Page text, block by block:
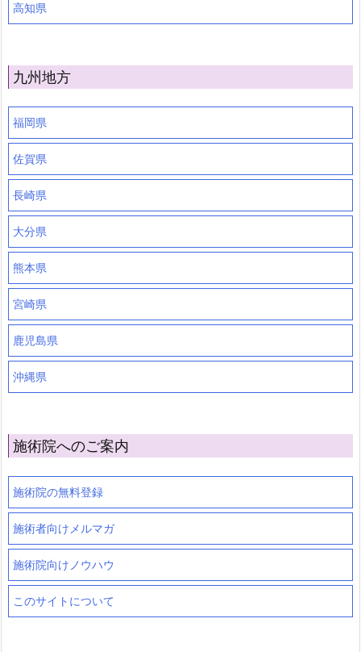
高知県
九州地方
福岡県
佐賀県
長崎県
大分県
熊本県
宮崎県
鹿児島県
沖縄県
施術院へのご案内
施術院の無料登録
施術者向けメルマガ
施術院向けノウハウ
このサイトについて